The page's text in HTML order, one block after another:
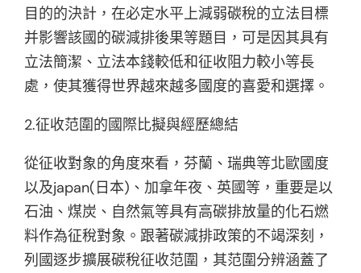
目的的決計，在必定水平上減弱碳稅的立法目標
并影響該國的碳減排後果等題目，可是因其具有
立法簡潔、立法本錢較低和征收阻力較小等長
處，使其獲得世界越來越多國度的喜愛和選擇。
2.征收范圍的國際比擬與經歷總結
從征收對象的角度來看，芬蘭、瑞典等北歐國度
以及japan(日本)、加拿年夜、英國等，重要是以
石油、煤炭、自然氣等具有高碳排放量的化石燃
料作為征稅對象。跟著碳減排政策的不竭深刻，
列國逐步擴展碳稅征收范圍，其范圍分辨涵蓋了